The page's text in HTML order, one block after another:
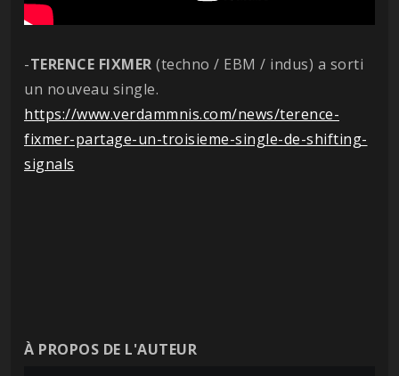
-TERENCE FIXMER (techno / EBM / indus) a sorti
un nouveau single.
https://www.verdammnis.com/news/terence-
fixmer-partage-un-troisieme-single-de-shifting-
signals
À PROPOS DE L'AUTEUR